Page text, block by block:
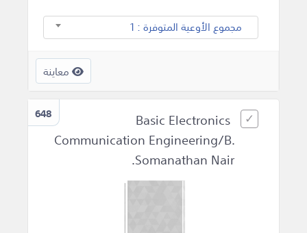
مجموع الأوعية المتوفرة : 1
معاينة
648
Basic Electronics
Communication Engineering/B.
Somanathan Nair.